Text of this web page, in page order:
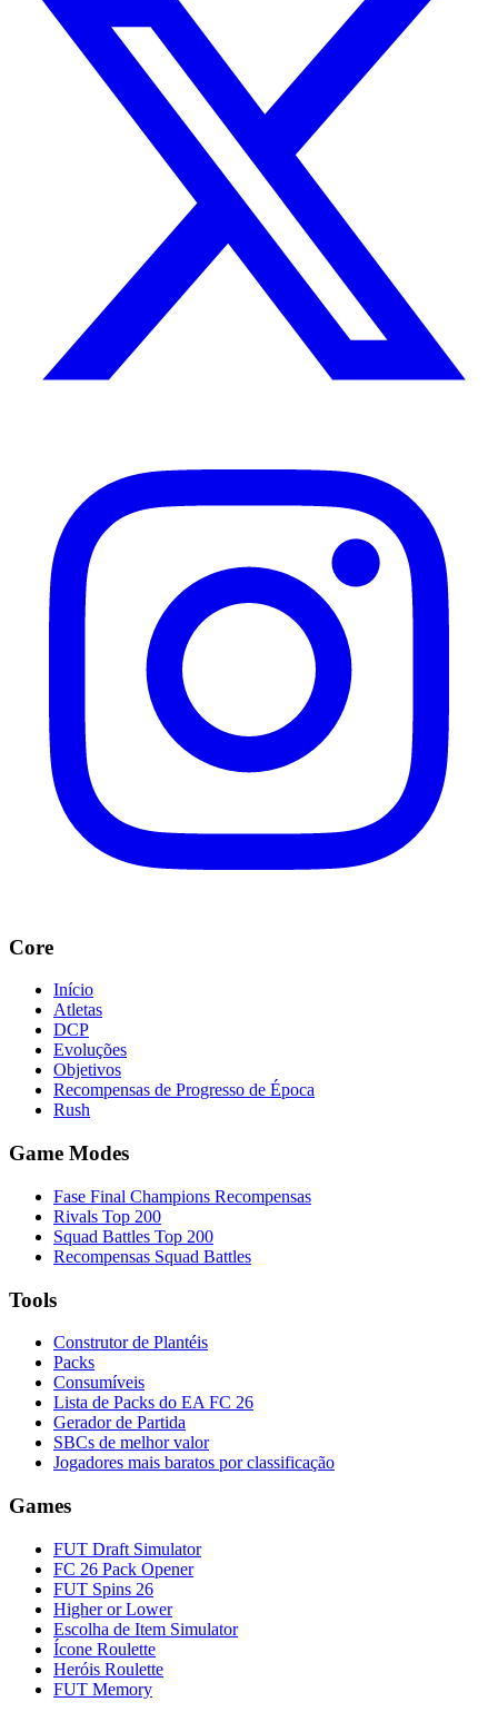
Core
Início
Atletas
DCP
Evoluções
Objetivos
Recompensas de Progresso de Época
Rush
Game Modes
Fase Final Champions Recompensas
Rivals Top 200
Squad Battles Top 200
Recompensas Squad Battles
Tools
Construtor de Plantéis
Packs
Consumíveis
Lista de Packs do EA FC 26
Gerador de Partida
SBCs de melhor valor
Jogadores mais baratos por classificação
Games
FUT Draft Simulator
FC 26 Pack Opener
FUT Spins 26
Higher or Lower
Escolha de Item Simulator
Ícone Roulette
Heróis Roulette
FUT Memory